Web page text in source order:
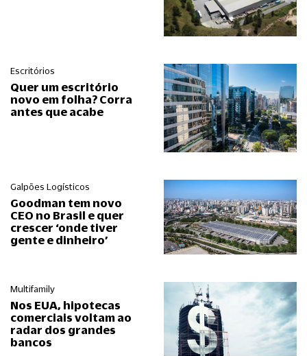
Escritórios
Quer um escritório
novo em folha? Corra
antes que acabe
Galpões Logísticos
Goodman tem novo
CEO no Brasil e quer
crescer ‘onde tiver
gente e dinheiro’
Multifamily
Nos EUA, hipotecas
comerciais voltam ao
radar dos grandes
bancos